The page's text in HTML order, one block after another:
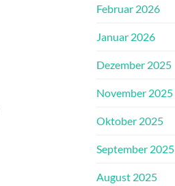
Februar 2026
Januar 2026
Dezember 2025
November 2025
Oktober 2025
September 2025
August 2025